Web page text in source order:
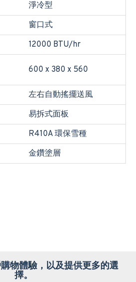
淨冷型
窗口式
12000 BTU/hr
600 x 380 x 560
左右自動搖擺送風
易拆式面板
R410A 環保雪種
金鑽塗層
物體驗，以及提供更多的選
擇。